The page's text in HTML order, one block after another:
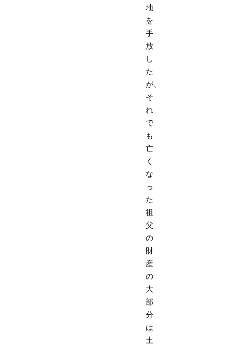
地
を
手
放
し
た
が、
そ
れ
で
も
亡
く
な
っ
た
祖
父
の
財
産
の
大
部
分
は
土